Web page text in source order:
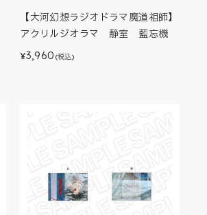
【大河幻想ラジオドラマ魔道祖師】
アクリルジオラマ 静室 藍忘機
¥3,960 (税込)